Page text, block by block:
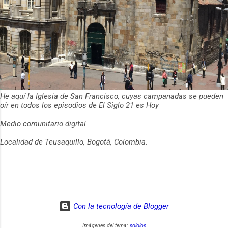
He aquí la Iglesia de San Francisco, cuyas campanadas se pueden
oír en todos los episodios de El Siglo 21 es Hoy
Medio comunitario digital
Localidad de Teusaquillo, Bogotá, Colombia.
Con la tecnología de Blogger
Imágenes del tema: sololos